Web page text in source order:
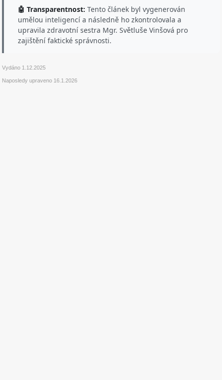
🤖 Transparentnost: Tento článek byl vygenerován
umělou inteligencí a následně ho zkontrolovala a
upravila zdravotní sestra Mgr. Světluše Vinšová pro
zajištění faktické správnosti.
Vydáno 1.12.2025
Naposledy upraveno 16.1.2026